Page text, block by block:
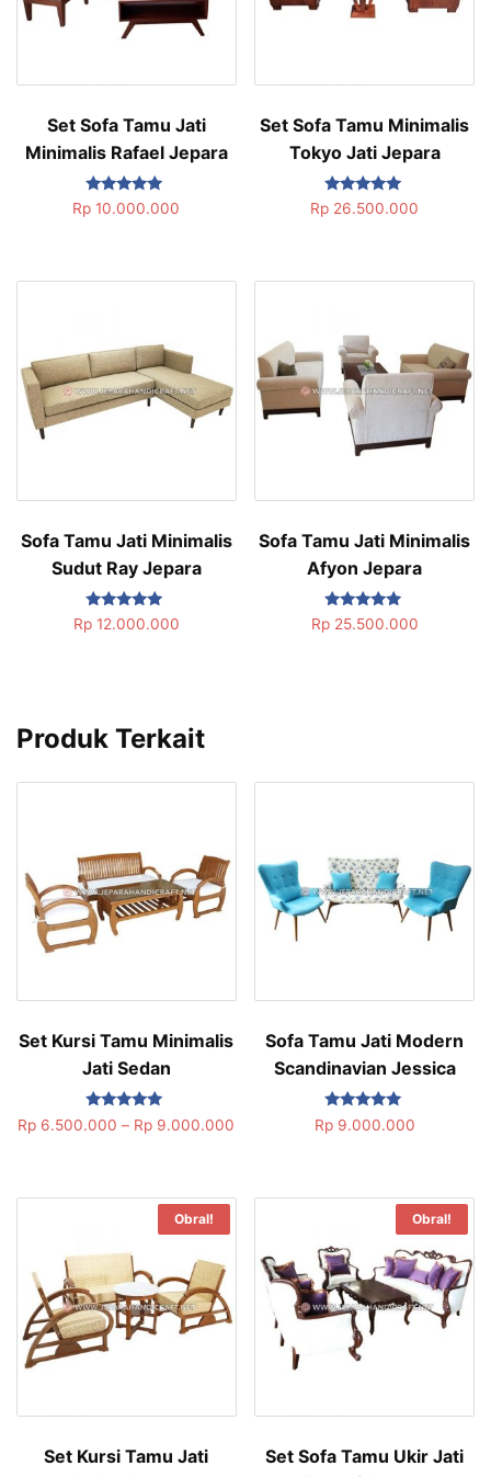
Set Sofa Tamu Jati
Minimalis Rafael Jepara
Dinilai
5.00
Rp 10.000.000
Set Sofa Tamu Minimalis
Tokyo Jati Jepara
Dinilai
5.00
Rp 26.500.000
Sofa Tamu Jati Minimalis
Sudut Ray Jepara
Dinilai
5.00
Rp12.000.000
Sofa Tamu Jati Minimalis
Afyon Jepara
Dinilai
5.00
Rp25.500.000
Produk Terkait
Set Kursi Tamu Minimalis
Jati Sedan
Dinilai
5.00
Rp 6.500.000 – Rp 9.000.000
Sofa Tamu Jati Modern
Scandinavian Jessica
Dinilai
5.00
Rp9.000.000
Obral!
Set Kursi Tamu Jati
Obral!
Set Sofa Tamu Ukir Jati